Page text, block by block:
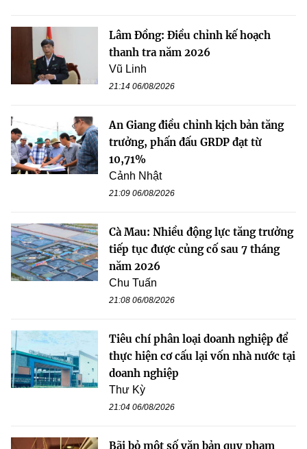
Lâm Đồng: Điều chỉnh kế hoạch
thanh tra năm 2026
Vũ Linh
21:14 06/08/2026
An Giang điều chỉnh kịch bản tăng
trưởng, phấn đấu GRDP đạt từ
10,71%
Cảnh Nhật
21:09 06/08/2026
Cà Mau: Nhiều động lực tăng trưởng
tiếp tục được củng cố sau 7 tháng
năm 2026
Chu Tuấn
21:08 06/08/2026
Tiêu chí phân loại doanh nghiệp để
thực hiện cơ cấu lại vốn nhà nước tại
doanh nghiệp
Thư Kỳ
21:04 06/08/2026
Bãi bỏ một số văn bản quy phạm